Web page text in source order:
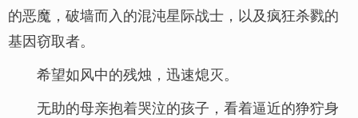
的恶魔，破墙而入的混沌星际战士，以及疯狂杀戮的
基因窃取者。
希望如风中的残烛，迅速熄灭。
无助的母亲抱着哭泣的孩子，看着逼近的狰狞身